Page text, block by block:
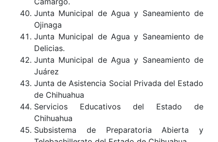
Junta Municipal de Agua y Saneamiento de
Ojinaga
Junta Municipal de Agua y Saneamiento de
Delicias.
Junta Municipal de Agua y Saneamiento de
Juárez
Junta de Asistencia Social Privada del Estado
de Chihuahua
Servicios Educativos del Estado de
Chihuahua
Subsistema de Preparatoria Abierta y